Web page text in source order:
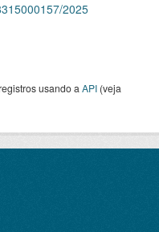
2025
usando a API (veja